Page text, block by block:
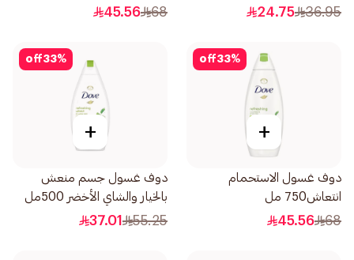
250مل
36.95
24.75
68
45.56
33%
off
+
دوف غسول الاستحمام
انتعاش750 مل
68
45.56
33%
off
+
دوف غسول جسم منعش
بالخيار والشاي الأخضر 500مل
55.25
37.01